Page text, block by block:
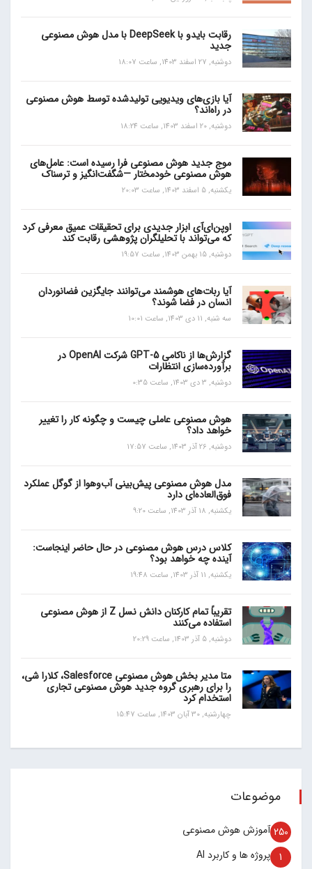
رقابت بایدو با DeepSeek با مدل هوش مصنوعی
جدید
دوشنبه, 27 اسفند 1403, ساعت 18:07
آیا بازی‌های ویدیویی تولیدشده توسط هوش مصنوعی
در راه‌اند؟
دوشنبه, 20 اسفند 1403, ساعت 18:24
موج جدید هوش مصنوعی فرا رسیده است: عامل‌های
هوش مصنوعی خودمختار —شگفت‌انگیز و ترسناک
یکشنبه, 5 اسفند 1403, ساعت 20:03
اوپن‌ای‌آی ابزار جدیدی برای تحقیقات عمیق معرفی کرد
که می‌تواند با تحلیلگران پژوهشی رقابت کند
دوشنبه, 15 بهمن 1403, ساعت 19:57
آیا ربات‌های هوشمند می‌توانند جایگزین فضانوردان
انسان در فضا شوند؟
سه شنبه, 11 دی 1403, ساعت 10:01
گزارش‌ها از ناکامی GPT-5 شرکت OpenAI در
برآورده‌سازی انتظارات
دوشنبه, 3 دی 1403, ساعت 0:35
هوش مصنوعی عاملی چیست و چگونه کار را تغییر
خواهد داد؟
دوشنبه, 26 آذر 1403, ساعت 17:57
مدل هوش مصنوعی پیش‌بینی آب‌و‌هوا از گوگل عملکرد
فوق‌العاده‌ای دارد
یکشنبه, 18 آذر 1403, ساعت 9:20
کلاس درس هوش مصنوعی در حال حاضر اینجاست:
آینده چه خواهد بود؟
یکشنبه, 11 آذر 1403, ساعت 19:48
تقریباً تمام کارکنان دانش نسل Z از هوش مصنوعی
استفاده می‌کنند
دوشنبه, 5 آذر 1403, ساعت 20:29
متا مدیر بخش هوش مصنوعی Salesforce، کلارا شی،
را برای رهبری گروه جدید هوش مصنوعی تجاری
استخدام کرد
چهارشنبه, 30 آبان 1403, ساعت 15:47
موضوعات
آموزش هوش مصنوعی 250
پروژه ها و کاربرد AI 1